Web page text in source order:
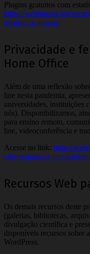
Plugins gratuitos com
https://webmuseu.org/
estatisticas-mapas/
Privacidade e
Home Office
Além de uma reflexão
line nesta pandemia,
universidades, instituições
nós). Disponibilizamos,
para ensino remoto,
line, videoconferência e
Acesse no link: https://
ciberseguranca-
Recursos Web
Os demais recursos deste
(galerias, bibliotecas,
divulgação científica e
disponíveis recursos sobre
WordPress.